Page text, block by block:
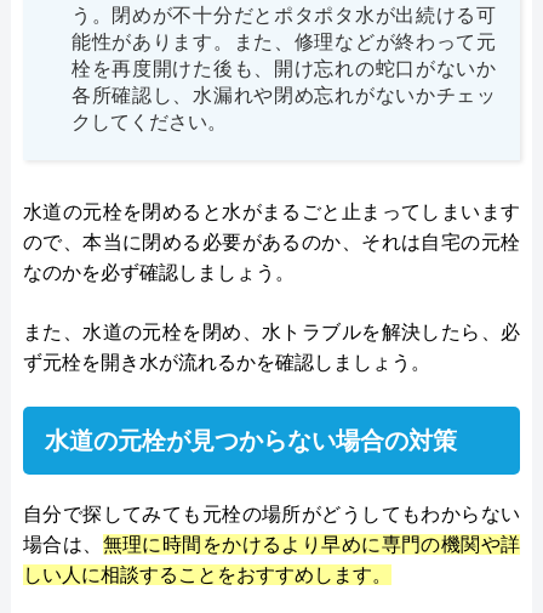
う。閉めが不十分だとポタポタ水が出続ける可
能性があります。また、修理などが終わって元
栓を再度開けた後も、開け忘れの蛇口がないか
各所確認し、水漏れや閉め忘れがないかチェッ
クしてください。
水道の元栓を閉めると水がまるごと止まってしまいます
ので、本当に閉める必要があるのか、それは自宅の元栓
なのかを必ず確認しましょう。
また、水道の元栓を閉め、水トラブルを解決したら、必
ず元栓を開き水が流れるかを確認しましょう。
水道の元栓が見つからない場合の対策
自分で探してみても元栓の場所がどうしてもわからない
場合は、 無理に時間をかけるより早めに専門の機関や詳
しい人に相談することをおすすめします。